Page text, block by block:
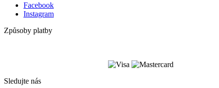
Facebook
Instagram
Způsoby platby
Sledujte nás